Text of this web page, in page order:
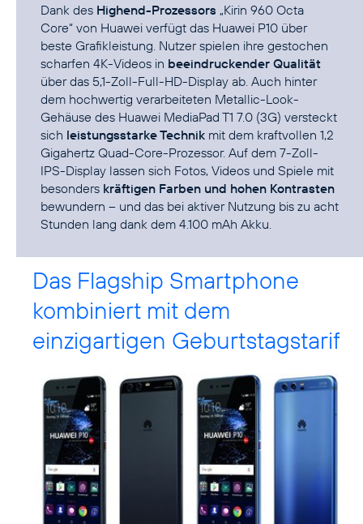
Dank des Highend-Prozessors „Kirin 960 Octa
Core“ von Huawei verfügt das Huawei P10 über
beste Grafikleistung. Nutzer spielen ihre gestochen
scharfen 4K-Videos in beeindruckender Qualität
über das 5,1-Zoll-Full-HD-Display ab. Auch hinter
dem hochwertig verarbeiteten Metallic-Look-
Gehäuse des Huawei MediaPad T1 7.0 (3G) versteckt
sich leistungsstarke Technik mit dem kraftvollen 1,2
Gigahertz Quad-Core-Prozessor. Auf dem 7-Zoll-
IPS-Display lassen sich Fotos, Videos und Spiele mit
besonders kräftigen Farben und hohen Kontrasten
bewundern – und das bei aktiver Nutzung bis zu acht
Stunden lang dank dem 4.100 mAh Akku.
Das Flagship Smartphone
kombiniert mit dem
einzigartigen Geburtstagstarif